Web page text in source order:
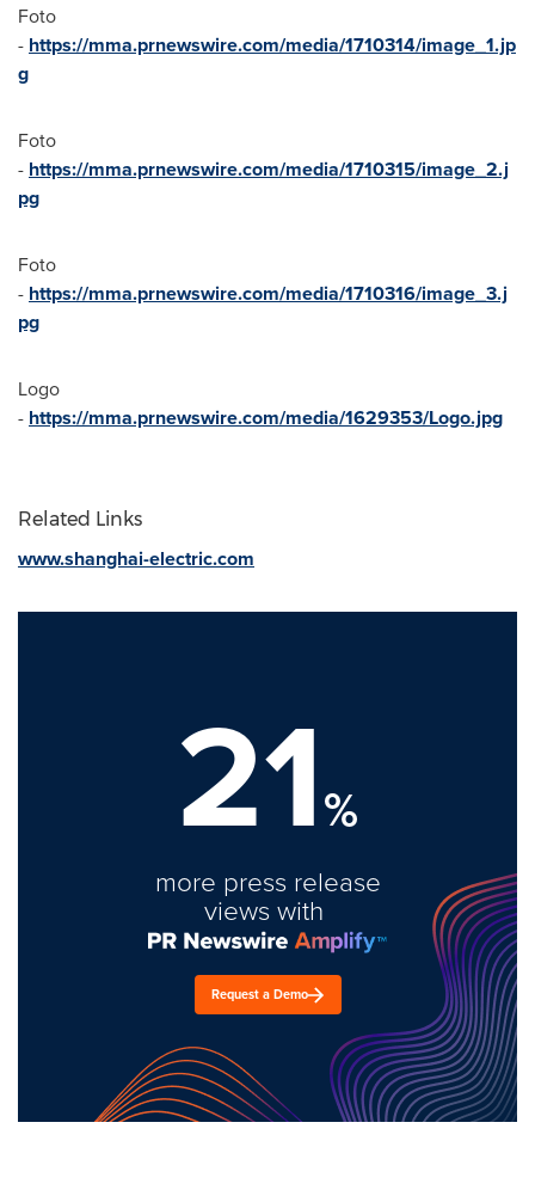
Foto
- https://mma.prnewswire.com/media/1710314/image_1.jp
g
Foto
- https://mma.prnewswire.com/media/1710315/image_2.j
pg
Foto
- https://mma.prnewswire.com/media/1710316/image_3.j
pg
Logo
- https://mma.prnewswire.com/media/1629353/Logo.jpg
Related Links
www.shanghai-electric.com
21%
more press release
views with
Request a Demo